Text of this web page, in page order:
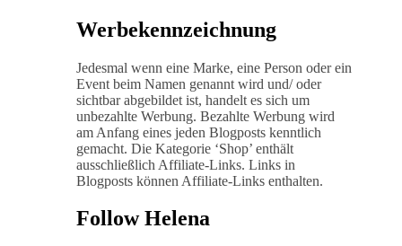
Werbekennzeichnung
Jedesmal wenn eine Marke, eine Person oder ein
Event beim Namen genannt wird und/ oder
sichtbar abgebildet ist, handelt es sich um
unbezahlte Werbung. Bezahlte Werbung wird
am Anfang eines jeden Blogposts kenntlich
gemacht. Die Kategorie ‘Shop’ enthält
ausschließlich Affiliate-Links. Links in
Blogposts können Affiliate-Links enthalten.
Follow Helena